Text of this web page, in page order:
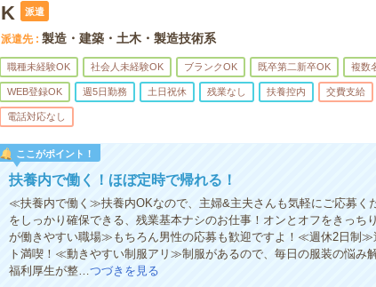
K
派遣
派遣先 製造・建築・土木・製造技術系
職種未経験OK 社会人未経験OK ブランクOK 既卒第二新卒OK 複数
WEB登録OK 週5日勤務 土日祝休 残業なし 扶養控内 交費支給
電話対応なし
ここがポイント！
扶養内で働く！ほぼ定時で帰れる！
≪扶養内で働く≫扶養内OKなので、主婦&主夫さんも気軽にご応募
をしっかり確保できる、残業基本ナシのお仕事！オンとオフをきっ
が働きやすい職場≫もちろん男性の応募も歓迎ですよ！≪週休2日制≫
ト満喫！≪動きやすい制服アリ≫制服があるので、毎日の服装の悩
福利厚生が整…つづきを見る